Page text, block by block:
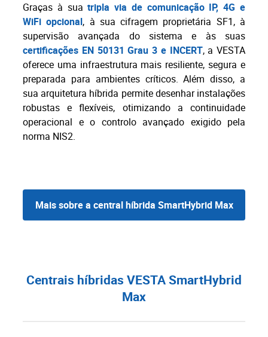
Graças à suatripla via de comunicação IP, 4G e
WiFi opcional, à sua cifragem proprietária SF1, à
supervisão avançada do sistema e às suas
certificações EN 50131 Grau 3 e INCERT, a VESTA
oferece uma infraestrutura mais resiliente, segura e
preparada para ambientes críticos. Além disso, a
sua arquitetura híbrida permite desenhar instalações
robustas e flexíveis, otimizando a continuidade
operacional e o controlo avançado exigido pela
norma NIS2.
Mais sobre a central híbrida SmartHybrid Max
Centrais híbridas VESTA SmartHybrid
Max